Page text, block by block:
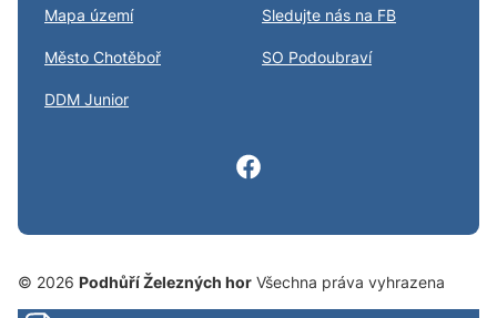
Mapa území Sledujte nás na FB
Město Chotěboř SO Podoubraví
DDM Junior
© 2026 Podhůří Železných hor Všechna práva vyhrazena